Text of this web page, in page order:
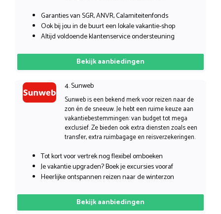
Garanties van SGR, ANVR, Calamiteitenfonds
Ook bij jou in de buurt een lokale vakantie-shop
Altijd voldoende klantenservice ondersteuning
Bekijk aanbiedingen
4. Sunweb
Sunweb is een bekend merk voor reizen naar de
zon én de sneeuw. Je hebt een ruime keuze aan
vakantiebestemmingen: van budget tot mega
exclusief. Ze bieden ook extra diensten zoals een
transfer, extra ruimbagage en reisverzekeringen.
Tot kort voor vertrek nog flexibel omboeken
Je vakantie upgraden? Boek je excursies vooraf
Heerlijke ontspannen reizen naar de winterzon
Bekijk aanbiedingen